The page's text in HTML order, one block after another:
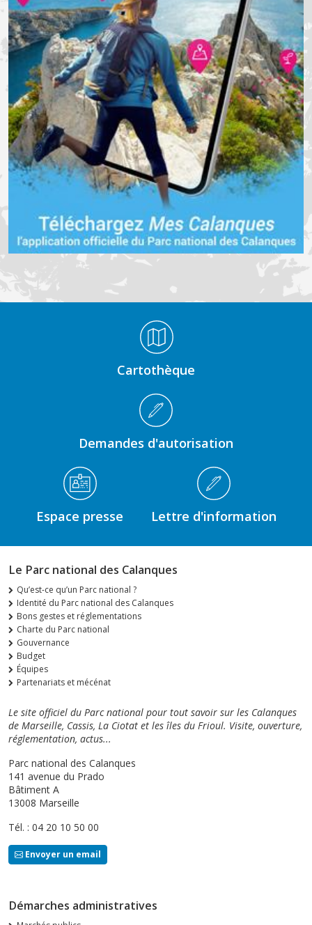
Cartothèque
Demandes d'autorisation
Espace presse Lettre d'information
Le Parc national des Calanques
Qu’est-ce qu’un Parc national ?
Identité du Parc national des Calanques
Bons gestes et réglementations
Charte du Parc national
Gouvernance
Budget
Équipes
Partenariats et mécénat
Le site officiel du Parc national pour tout savoir sur les Calanques
de Marseille, Cassis, La Ciotat et les îles du Frioul. Visite, ouverture,
réglementation, actus...
Parc national des Calanques
141 avenue du Prado
Bâtiment A
13008 Marseille
Tél. : 04 20 10 50 00
Envoyer un email
Démarches administratives